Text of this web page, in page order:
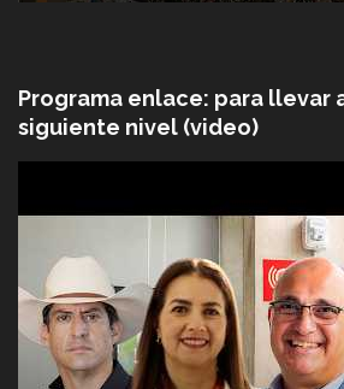
Programa enlace: para llevar
siguiente nivel (video)